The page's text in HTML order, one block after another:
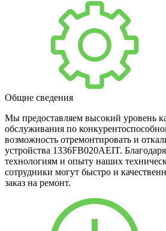
Общие сведения
Мы предоставляем высокий уровень
обслуживания по
возможность отремонтировать и
устройства 1336FB020AEIT.
технологиям и опыту наших
сотрудники могут быстро и
заказ на ремонт.